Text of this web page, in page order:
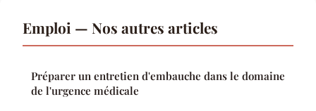
Emploi — Nos autres articles
Préparer un entretien d'embauche dans le domaine
de l'urgence médicale